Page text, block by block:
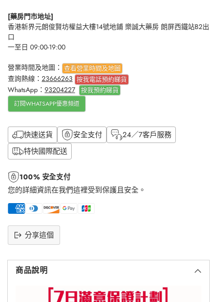
[藥房門市地址]
香港新界元朗俊賢坊權益大樓14號地鋪 樂誠大藥房 朗屏西鐵站B2出
口
一至日 09:00-19:00
營業時間及地圖： 查看營業時間及地圖
查詢熱線： 23666263 按我電話預約睇貨
WhatsApp： 93204227 按我預約睇貨
訂閱WHATSAPP優惠頻道
快速送貨 安全支付
24／7客戶服務
特快國際配送
100% 安全支付
您的詳細資訊在我們這裡受到保護且安全。
分享這個
產
商品說明